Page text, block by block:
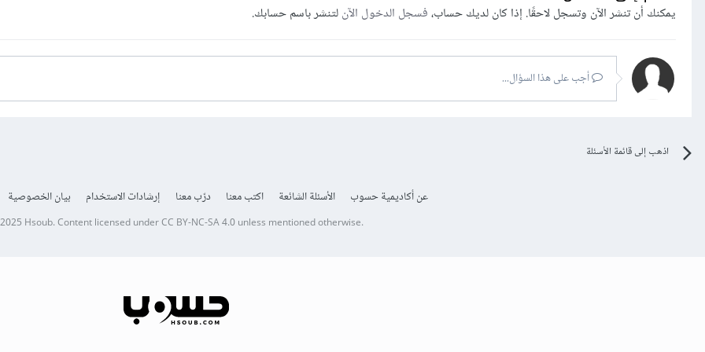
يمكنك أن تنشر الآن وتسجل لاحقًا. إذا كان لديك حساب،فسجل الدخول الآنلتنشر باسم حسابك.
أجب على هذا السؤال...
اذهب إلى قائمة الأسئلة
عن أكاديمية حسوب الأسئلة الشائعة اكتب معنا درّب معنا إرشادات الاستخدام بيان الخصوصية
Hsoub.Content licensed underCC BY-NC-SA 4.0unless mentioned otherwise.